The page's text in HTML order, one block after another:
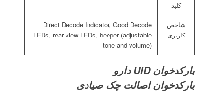
کلید
شاخص
کاربری
Direct Decode Indicator, Good Decode
LEDs, rear view LEDs, beeper (adjustable
tone and volume)
بارکدخوان UID دارو
بارکدخوان اصالت چک صیادی